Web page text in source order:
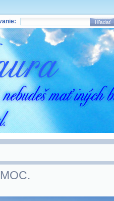
Hľadať